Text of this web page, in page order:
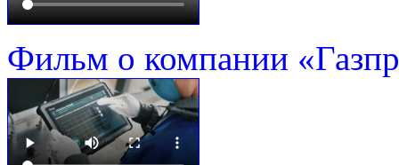
Фильм о компании